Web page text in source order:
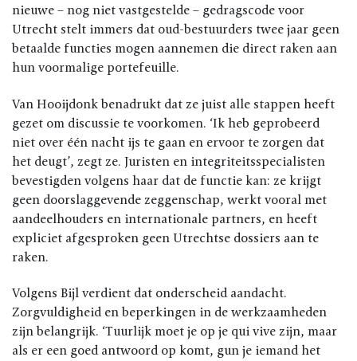
nieuwe – nog niet vastgestelde – gedragscode voor
Utrecht stelt immers dat oud-bestuurders twee jaar geen
betaalde functies mogen aannemen die direct raken aan
hun voormalige portefeuille.
Van Hooijdonk benadrukt dat ze juist alle stappen heeft
gezet om discussie te voorkomen. ‘Ik heb geprobeerd
niet over één nacht ijs te gaan en ervoor te zorgen dat
het deugt’, zegt ze. Juristen en integriteitsspecialisten
bevestigden volgens haar dat de functie kan: ze krijgt
geen doorslaggevende zeggenschap, werkt vooral met
aandeelhouders en internationale partners, en heeft
expliciet afgesproken geen Utrechtse dossiers aan te
raken.
Volgens Bijl verdient dat onderscheid aandacht.
Zorgvuldigheid en beperkingen in de werkzaamheden
zijn belangrijk. ‘Tuurlijk moet je op je qui vive zijn, maar
als er een goed antwoord op komt, gun je iemand het